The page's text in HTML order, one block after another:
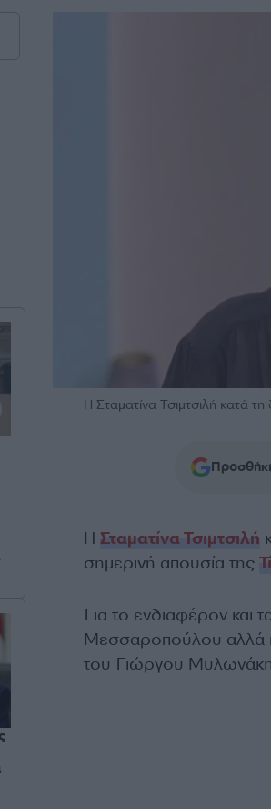
Η Σταματίνα Τσιμτσιλή κατά
Η Σταματίνα Τσιμτσιλή
σημερινή απουσία της
Για το ενδιαφέρον και
Μεσσαροπούλου αλλά
του Γιώργου Μυλωνάκη